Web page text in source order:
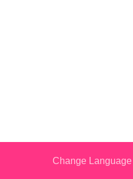
Change Language